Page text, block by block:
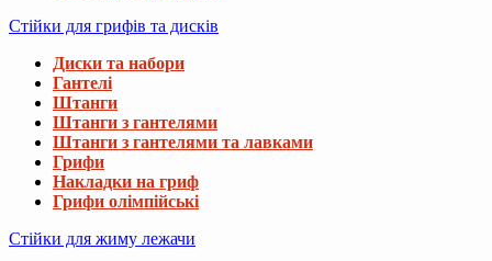
Стійки для грифів та дисків
Диски та набори
Гантелі
Штанги
Штанги з гантелями
Штанги з гантелями та лавками
Грифи
Накладки на гриф
Грифи олімпійські
Стійки для жиму лежачи